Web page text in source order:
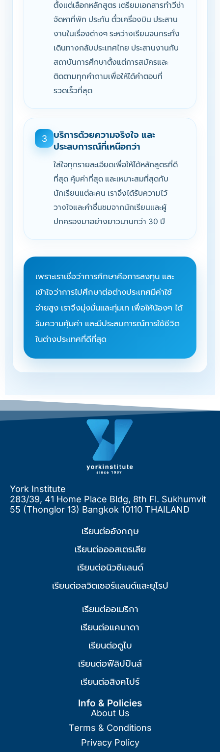
ตั้งแต่เลือกหลักสูตร เตรียมเอกสารทำวีซ่า
จัดหาที่พัก ประกัน ตั๋วเครื่องบิน ประสาน
งานในเรื่องต่างๆ ระหว่างเรียนจนกระทั่ง
เดินทางกลับประเทศไทย ประสานงานกับ
สถาบันการศึกษาตั้งแต่การสมัครและ
ติดตามทุกคำถามเพื่อให้ได้คำตอบที่
รวดเร็วที่สุด
3
บริการด้วยความจริงใจ และ
ประสบการณ์ที่เหนือกว่า
ใส่ใจทุกรายละเอียดเพื่อให้ได้หลักสูตรที่ดี
ที่สุด คุ้มค่าที่สุด และเหมาะสมที่สุดกับ
นักเรียนแต่ละคน เราจึงได้รับความไว้
วางใจและคำชื่นชมจากนักเรียนและผู้
ปกครองมาอย่างยาวนานกว่า 30 ปี
เพราะเราเชื่อว่าการศึกษาคือการลงทุน และ
เข้าใจว่าการไปศึกษาต่อต่างประเทศมีค่าใช้
จ่ายสูง เราจึงมุ่งมั่นและทุ่มเท เพื่อให้น้องๆ ได้
รับความคุ้มค่า และมีประสบการณ์การใช้ชีวิต
ในต่างประเทศที่ดีที่สุด
York Institute
283/39, 41 Home Place Bldg, 8th Fl. Sukhumvit
55 (Thonglor 13) Bangkok 10110 THAILAND
เรียนต่ออังกฤษ
เรียนต่อออสเตรเลีย
เรียนต่อนิวซีแลนด์
เรียนต่อสวิตเซอร์แลนด์และยุโรป
เรียนต่ออเมริกา
เรียนต่อแคนาดา
เรียนต่อดูไบ
เรียนต่อฟิลิปปินส์
เรียนต่อสิงคโปร์
Info & Policies
About Us
Terms & Conditions
Privacy Policy